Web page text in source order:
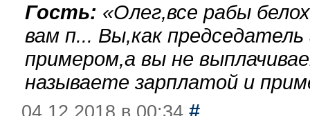
Гость: «Олег,все рабы
вам п... Вы,как
примером,а вы не
называете зарплатой и
04.12.2018 в 00:34 #